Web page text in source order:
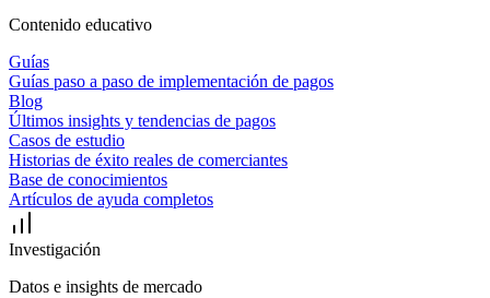
Contenido educativo
Guías
Guías paso a paso de implementación de pagos
Blog
Últimos insights y tendencias de pagos
Casos de estudio
Historias de éxito reales de comerciantes
Base de conocimientos
Artículos de ayuda completos
Investigación
Datos e insights de mercado